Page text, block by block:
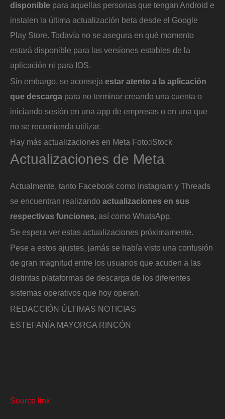
disponible para aquellas personas que tengan Android e
instalen la última actualización beta desde el Google
Play Store. Todavía no se asegura en qué momento
estará disponible para las versiones estables de la
aplicación ni para IOS.
Sin embargo, se aconseja estar atento a la aplicación
que descarga para no terminar creando una cuenta o
iniciando sesión en una app de empresas o en una que
no se recomienda utilizar.
Hay más actualizaciones en Meta Foto:iStock
Actualizaciones de Meta
Actualmente, tanto Facebook como Instagram y Threads
se encuentran realizando actualizaciones en sus
respectivas funciones, así como WhatsApp.
Se espera ver estas actualizaciones próximamente.
Pese a estos ajustes, jamás se había visto una confusión
de gran magnitud entre los usuarios que acuden a las
distintas plataformas de descarga de los diferentes
sistemas operativos que hoy operan.
REDACCIÓN ÚLTIMAS NOTICIAS
ESTEFANÍA MAYORGA RINCÓN
Source link